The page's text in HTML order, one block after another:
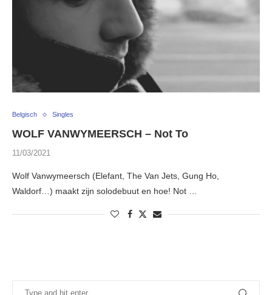
Belgisch Singles
WOLF VANWYMEERSCH – Not To
11/03/2021
Wolf Vanwymeersch (Elefant, The Van Jets, Gung Ho,
Waldorf…) maakt zijn solodebuut en hoe! Not …